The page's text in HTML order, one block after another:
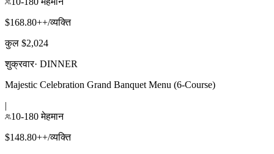
$168.80++/व्यक्ति
कुल $2,024
शुक्रवार· DINNER
Majestic Celebration Grand Banquet Menu (6-Course)
|
10-180 मेहमान
$148.80++/व्यक्ति